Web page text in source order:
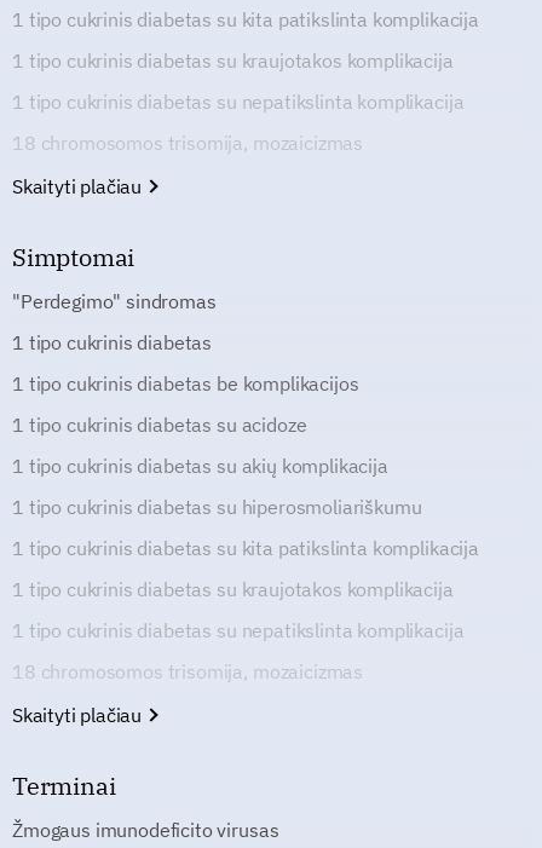
1 tipo cukrinis diabetas su kita patikslinta komplikacija
1 tipo cukrinis diabetas su kraujotakos komplikacija
1 tipo cukrinis diabetas su nepatikslinta komplikacija
18 chromosomos trisomija, mozaicizmas
Skaityti plačiau
Simptomai
"Perdegimo" sindromas
1 tipo cukrinis diabetas
1 tipo cukrinis diabetas be komplikacijos
1 tipo cukrinis diabetas su acidoze
1 tipo cukrinis diabetas su akių komplikacija
1 tipo cukrinis diabetas su hiperosmoliariškumu
1 tipo cukrinis diabetas su kita patikslinta komplikacija
1 tipo cukrinis diabetas su kraujotakos komplikacija
1 tipo cukrinis diabetas su nepatikslinta komplikacija
18 chromosomos trisomija, mozaicizmas
Skaityti plačiau
Terminai
Žmogaus imunodeficito virusas